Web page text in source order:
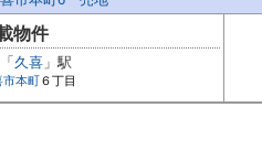
物件
「 久喜 」駅
市本町 ６丁目